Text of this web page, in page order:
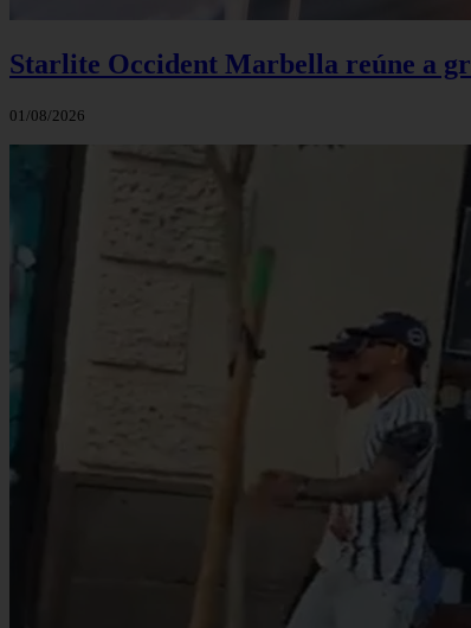
Starlite Occident Marbella reúne a
01/08/2026